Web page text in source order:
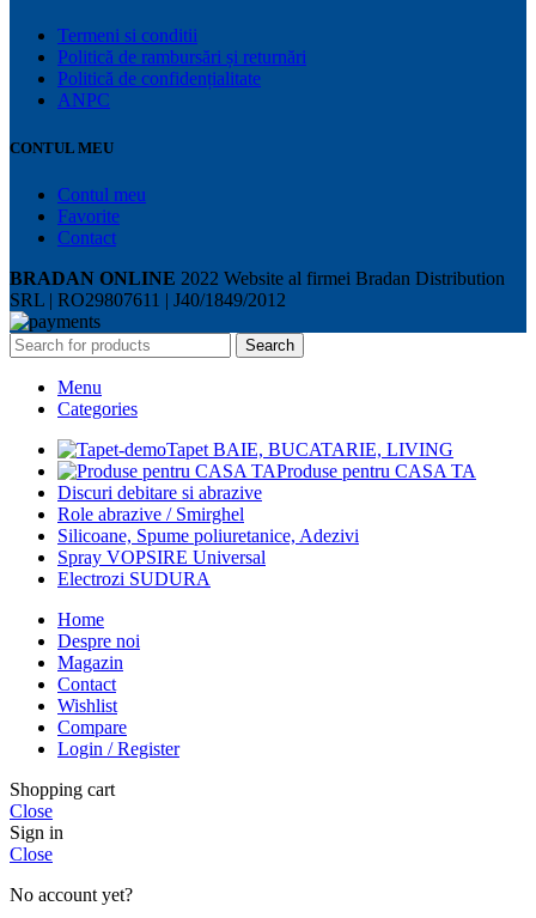
Termeni si conditii
Politică de rambursări și returnări
Politică de confidențialitate
ANPC
CONTUL MEU
Contul meu
Favorite
Contact
BRADAN ONLINE 2022 Website al firmei Bradan Distribution
SRL | RO29807611 | J40/1849/2012
Search
Menu
Categories
Tapet BAIE, BUCATARIE, LIVING
Produse pentru CASA TA
Discuri debitare si abrazive
Role abrazive / Smirghel
Silicoane, Spume poliuretanice, Adezivi
Spray VOPSIRE Universal
Electrozi SUDURA
Home
Despre noi
Magazin
Contact
Wishlist
Compare
Login / Register
Shopping cart
Close
Sign in
Close
No account yet?